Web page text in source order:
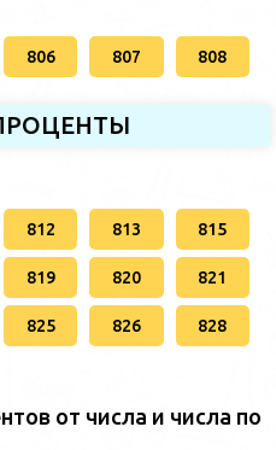
806 807 808
812 813 815
819 820 821
825 826 828
от числа и числа по